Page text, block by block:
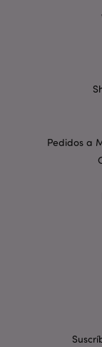
Pedidos a
Las
sesión
web no
cookies